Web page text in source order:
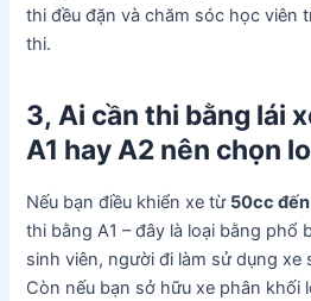
thi đều đặn và chăm sóc học viên
thi.
3, Ai cần thi bằng lái
A1 hay A2 nên chọn
Nếu bạn điều khiển xe từ 50cc
thi bằng A1 – đây là loại bằng phổ
sinh viên, người đi làm sử dụng
Còn nếu bạn sở hữu xe phân khối